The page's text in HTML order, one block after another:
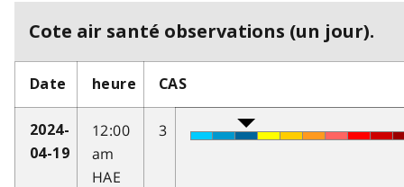
Cote air santé observations (un jour).
Date heure CAS
2024-
04-19
12:00
am
HAE
3